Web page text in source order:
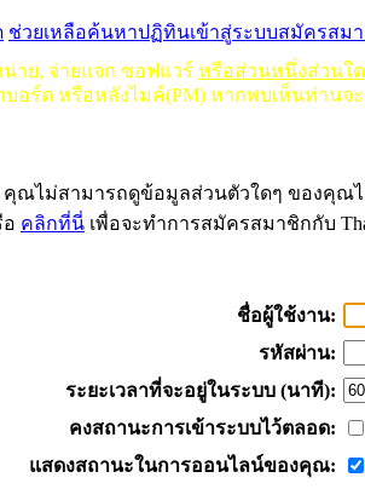
ช่วยเหลือค้นหาปฏิทินเข้าสู่ระบบสมัครสม
าย, จ่ายแจก ซอฟแวร์ หรือส่วนหนึ่งส่วนใ
บอร์ด หรือหลังไมค์(PM) หากพบเห็นท่านจ
คุณไม่สามารถดูข้อมูลส่วนตัวใดๆ ของคุณ
อ คลิกที่นี่ เพื่อจะทำการสมัครสมาชิกกับ
ชื่อผู้ใช้งาน:
รหัสผ่าน:
ระยะเวลาที่จะอยู่ในระบบ (นาที):
คงสถานะการเข้าระบบไว้ตลอด:
แสดงสถานะในการออนไลน์ของคุณ: